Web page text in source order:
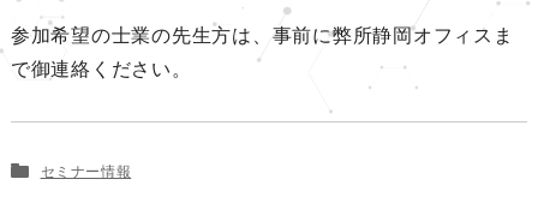
参加希望の士業の先生方は、事前に弊所静岡オフィスま
で御連絡ください。
セミナー情報